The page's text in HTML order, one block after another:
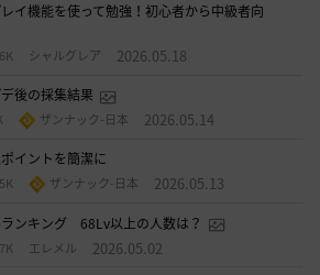
イ機能を使って勉強！初心者から中級者向
シャルグレア 2026.05.18
デ後の採集結果
ザンナック-日本 2026.05.14
イントを簡潔に
ザンナック-日本 2026.05.13
ンキング 68Lv以上の人数は？
エレメル 2026.05.02